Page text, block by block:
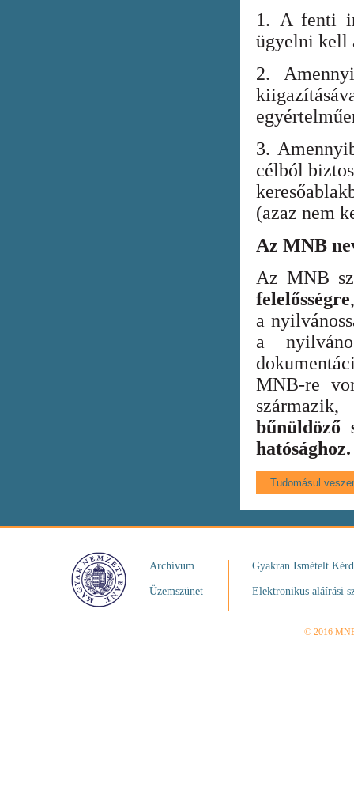
1. A fenti
ügyelni kell
2.
3.
célból
(azaz nem
Az MNB
Az MNB
felelősségre
a
a
MNB-re
bűnüldöző
hatósághoz.
Archívum
Üzemszünet
Gyakran Ismételt
Elektronikus aláírási
© 2016